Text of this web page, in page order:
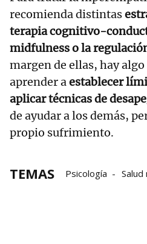
recomienda distintas
terapia cognitivo-
midfulness o la
margen de ellas, hay algo
aprender a establecer
aplicar técnicas de
de ayudar a los demás,
propio sufrimiento.
TEMAS Psicología
Salud